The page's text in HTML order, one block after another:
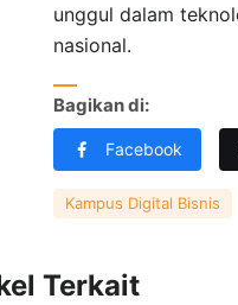
unggul dalam
nasional.
Bagikan di:
Facebook
Kampus Digital Bisnis
Terkait